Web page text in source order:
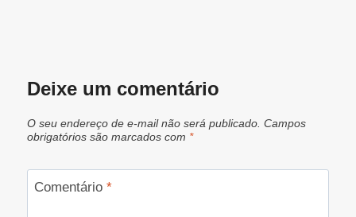
Deixe um comentário
O seu endereço de e-mail não será publicado. Campos
obrigatórios são marcados com *
Comentário *